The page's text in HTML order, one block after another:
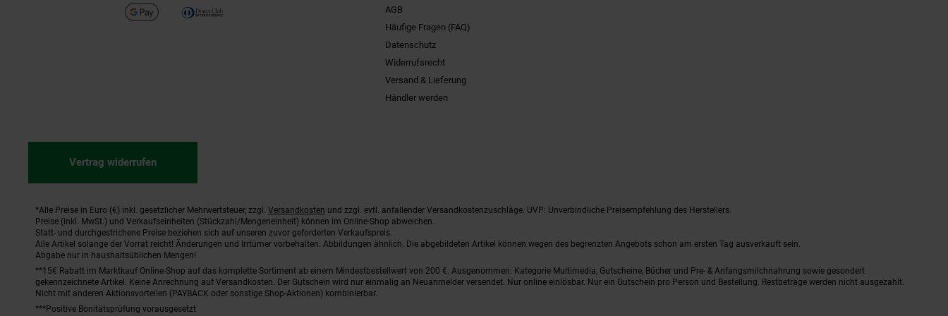
AGB
Häufige Fragen (FAQ)
Datenschutz
Widerrufsrecht
Versand & Lieferung
Händler werden
Vertrag widerrufen
Fußnoten
*Alle Preise in Euro (€) inkl. gesetzlicher Mehrwertsteuer, zzgl. Versandkosten und zzgl. evtl. anfallender Versandkostenzuschläge. UVP: Unverbindliche Preisempfehlung des Herstellers.
Preise (inkl. MwSt.) und Verkaufseinheiten (Stückzahl/Mengeneinheit) können im Online-Shop abweichen.
Statt- und durchgestrichene Preise beziehen sich auf unseren zuvor geforderten Verkaufspreis.
Alle Artikel solange der Vorrat reicht! Änderungen und Irrtümer vorbehalten. Abbildungen ähnlich. Die abgebildeten Artikel können wegen des begrenzten Angebots schon am ersten Tag ausverkauft sein.
Abgabe nur in haushaltsüblichen Mengen!
**15€ Rabatt im Marktkauf Online-Shop auf das komplette Sortiment ab einem Mindestbestellwert von 200 €. Ausgenommen: Kategorie Multimedia, Gutscheine, Bücher und Pre- & Anfangsmilchnahrung sowie gesondert
gekennzeichnete Artikel. Keine Anrechnung auf Versandkosten. Der Gutschein wird nur einmalig an Neuanmelder versendet. Nur online einlösbar. Nur ein Gutschein pro Person und Bestellung. Restbeträge werden nicht ausgezahlt.
Nicht mit anderen Aktionsvorteilen (PAYBACK oder sonstige Shop-Aktionen) kombinierbar.
***Positive Bonitätsprüfung vorausgesetzt